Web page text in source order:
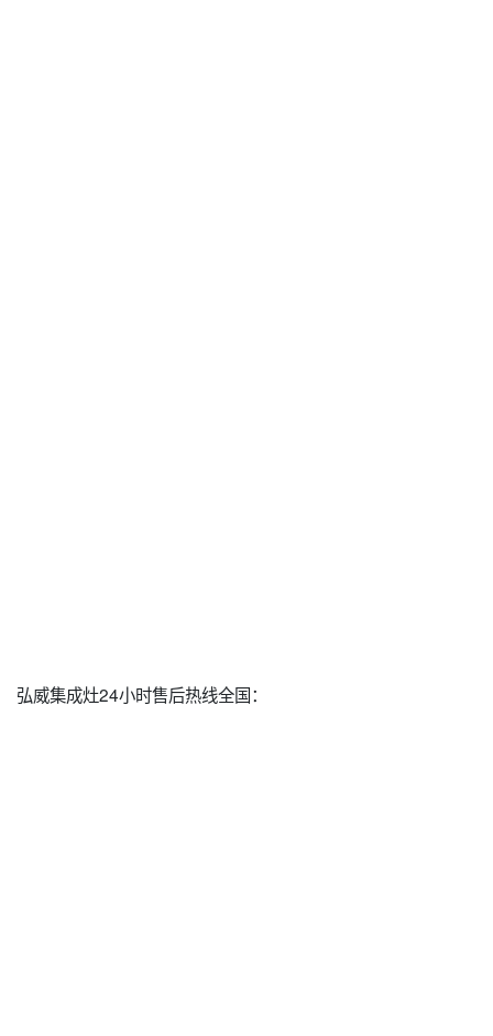
弘威集成灶24小时售后热线全国：